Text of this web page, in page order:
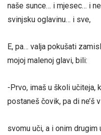
naše sunce… i mjesec… i
svinjsku oglavinu… i sve,
E, pa… valja pokušati
mojoj malenoj glavi, bili:
-Prvo, imaš u školi učiteja,
postaneš čovik, pa di ne’š
svomu uči, a i onim